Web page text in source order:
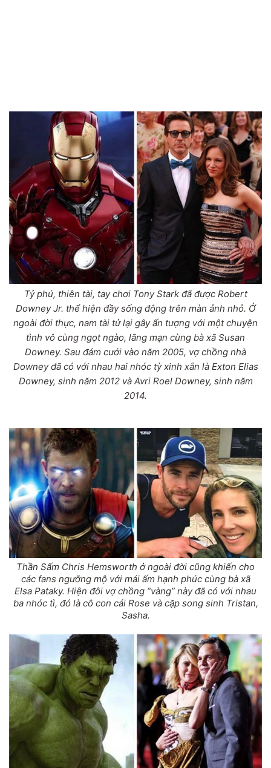
Tỷ phú, thiên tài, tay chơi Tony Stark đã được Robert
Downey Jr. thể hiện đầy sống động trên màn ảnh nhỏ. Ở
ngoài đời thực, nam tài tử lại gây ấn tượng với một chuyện
tình vô cùng ngọt ngào, lãng mạn cùng bà xã Susan
Downey. Sau đám cưới vào năm 2005, vợ chồng nhà
Downey đã có với nhau hai nhóc tỳ xinh xắn là Exton Elias
Downey, sinh năm 2012 và Avri Roel Downey, sinh năm
2014.
Thần Sấm Chris Hemsworth ở ngoài đời cũng khiến cho
các fans ngưỡng mộ với mái ấm hạnh phúc cùng bà xã
Elsa Pataky. Hiện đôi vợ chồng “vàng” này đã có với nhau
ba nhóc tì, đó là cô con cái Rose và cặp song sinh Tristan,
Sasha.